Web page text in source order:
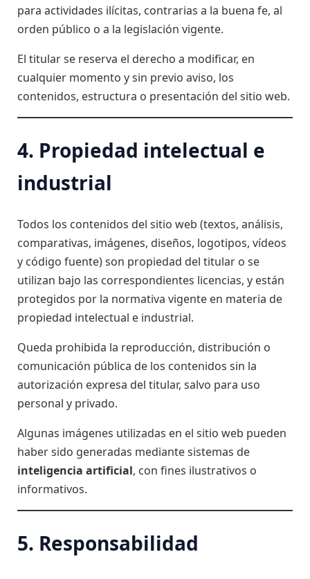
para actividades ilícitas, contrarias a la buena fe, al
orden público o a la legislación vigente.
El titular se reserva el derecho a modificar, en
cualquier momento y sin previo aviso, los
contenidos, estructura o presentación del sitio web.
4. Propiedad intelectual e
industrial
Todos los contenidos del sitio web (textos, análisis,
comparativas, imágenes, diseños, logotipos, vídeos
y código fuente) son propiedad del titular o se
utilizan bajo las correspondientes licencias, y están
protegidos por la normativa vigente en materia de
propiedad intelectual e industrial.
Queda prohibida la reproducción, distribución o
comunicación pública de los contenidos sin la
autorización expresa del titular, salvo para uso
personal y privado.
Algunas imágenes utilizadas en el sitio web pueden
haber sido generadas mediante sistemas de
inteligencia artificial, con fines ilustrativos o
informativos.
5. Responsabilidad